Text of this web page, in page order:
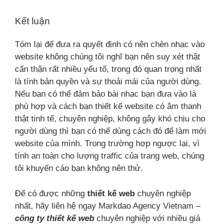
Kết luận
Tóm lại để đưa ra quyết định có nên chèn nhạc vào
website không chúng tôi nghĩ bạn nên suy xét thật
cẩn thận rất nhiều yếu tố, trong đó quan trọng nhất
là tính bản quyền và sự thoải mái của người dùng.
Nếu bạn có thể đảm bảo bài nhạc bạn đưa vào là
phù hợp và cách bạn thiết kế website có âm thanh
thật tinh tế, chuyên nghiệp, không gây khó chịu cho
người dùng thì bạn có thể dùng cách đó để làm mới
website của mình. Trong trường hợp ngược lại, vì
tính an toàn cho lượng traffic của trang web, chúng
tôi khuyến cáo bạn không nên thử.
Để có được những thiết kế web chuyên nghiệp
nhất, hãy liên hệ ngay Markdao Agency Vietnam –
công ty thiết kế web chuyên nghiệp với nhiều giá